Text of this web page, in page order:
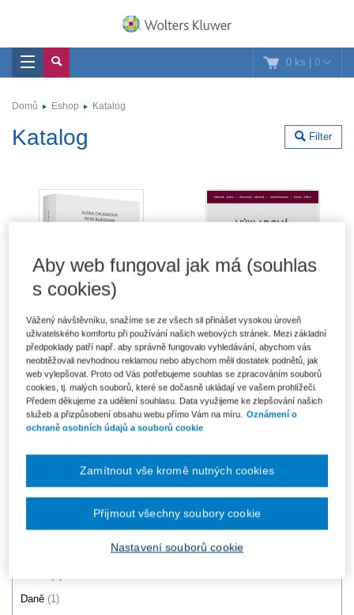
0 ks | 0
Domů Eshop Katalog
Filter
Katalog
Personalistka, 7. vydání
Od 961 Kč
Výkladová stanoviska AKV
246 Kč
Produkty
Daně (1)
Aby web fungoval jak má (souhlas
s cookies)
Vážený návštěvníku, snažíme se ze všech sil přinášet vysokou úroveň
uživatelského komfortu při používání našich webových stránek. Mezi základní
předpoklady patří např. aby správně fungovalo vyhledávání, abychom vás
neobtěžovali nevhodnou reklamou nebo abychom měli dostatek podnětů, jak
web vylepšovat. Proto od Vás potřebujeme souhlas se zpracováním souborů
cookies, tj. malých souborů, které se dočasně ukládají ve vašem prohlížeči.
Předem děkujeme za udělení souhlasu. Data využijeme ke zlepšování našich
služeb a přizpůsobení obsahu webu přímo Vám na míru.
Oznámení o
ochraně osobních údajů a souborů cookie
Nastavení souborů cookie
Zamítnout vše kromě nutných cookies
Přijmout všechny soubory cookie